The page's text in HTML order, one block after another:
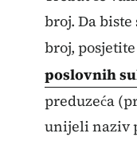
broj. Da
broj,
poslovnih
preduzeća
unijeli naziv